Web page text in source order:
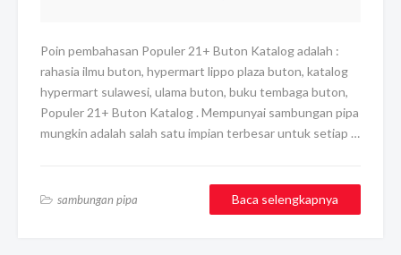
Poin pembahasan Populer 21+ Buton Katalog adalah :
rahasia ilmu buton, hypermart lippo plaza buton, katalog
hypermart sulawesi, ulama buton, buku tembaga buton,
Populer 21+ Buton Katalog . Mempunyai sambungan pipa
mungkin adalah salah satu impian terbesar untuk setiap …
sambungan pipa Baca selengkapnya